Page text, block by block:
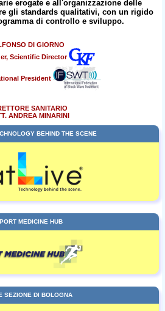
erogate e all'organizzazione delle
gli standards qualitativi, con un rigido
di controllo e sviluppo.
DI GIORNO
Scientific Director
President
SANITARIO
ANDREA MINARINI
BEHIND THE SCENE
MEDICINE HUB
SEZIONE DI BOLOGNA